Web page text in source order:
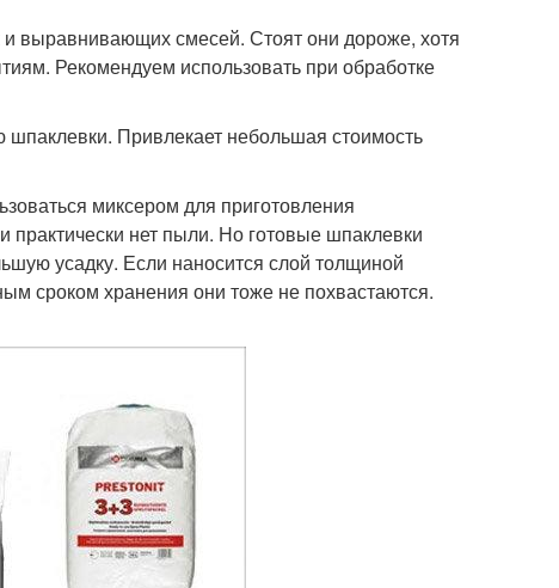
выравнивающих смесей. Стоят они дороже, хотя
Рекомендуем использовать при обработке
Привлекает небольшая стоимость
миксером для приготовления
нет пыли. Но готовые шпаклевки
усадку. Если наносится слой толщиной
сроком хранения они тоже не похвастаются.